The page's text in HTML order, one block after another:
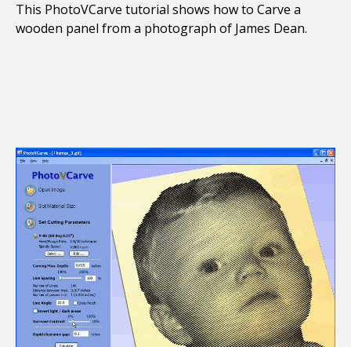
This PhotoVCarve tutorial shows how to Carve a
wooden panel from a photograph of James Dean.